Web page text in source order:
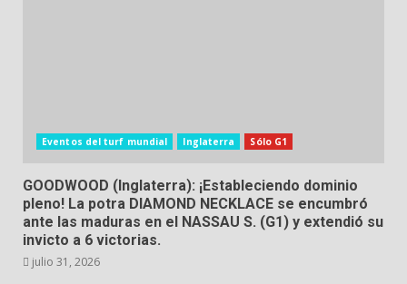
Eventos del turf mundial Inglaterra Sólo G1
GOODWOOD (Inglaterra): ¡Estableciendo dominio
pleno! La potra DIAMOND NECKLACE se encumbró
ante las maduras en el NASSAU S. (G1) y extendió su
invicto a 6 victorias.
julio 31, 2026